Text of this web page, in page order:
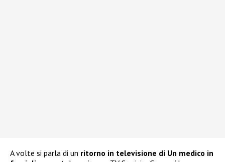
A volte si parla di un ritorno in televisione di Un medico in